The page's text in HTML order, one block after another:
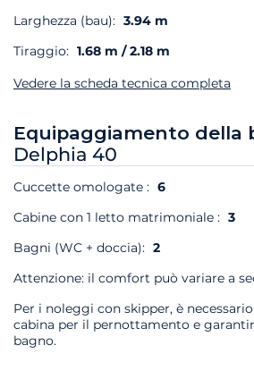
Larghezza (bau): 3.94 m
Tiraggio: 1.68 m / 2.18 m
Vedere la scheda tecnica completa
Equipaggiamento della
Delphia 40
Cuccette omologate : 6
Cabine con 1 letto matrimoniale : 3
Bagni (WC + doccia): 2
Attenzione: il comfort può variare a
Per i noleggi con skipper, è
cabina per il pernottamento e
bagno.